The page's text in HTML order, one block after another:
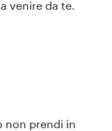
venire da te.
non prendi in